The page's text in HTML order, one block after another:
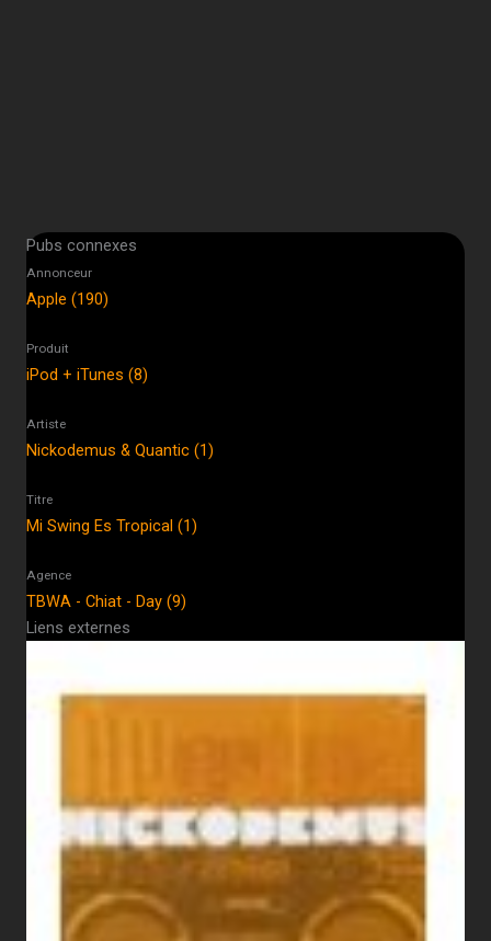
Pubs connexes
Annonceur
Apple (190)
Produit
iPod + iTunes (8)
Artiste
Nickodemus & Quantic (1)
Titre
Mi Swing Es Tropical (1)
Agence
TBWA - Chiat - Day (9)
Liens externes